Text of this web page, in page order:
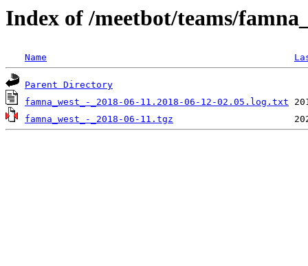
Index of /meetbot/teams/
Name
Parent Directory
famna_west_-_2018-06-11.2018-06-12-02.05.log.txt
famna_west_-_2018-06-11.tgz